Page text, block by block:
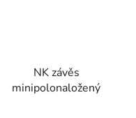
NK závěs
minipolonaložený